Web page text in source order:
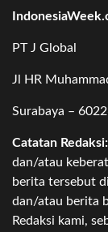
PT J Global
Jl HR
Surabaya –
Catatan Redaksi:
dan/atau
berita tersebut
dan/atau berita
Redaksi kami,